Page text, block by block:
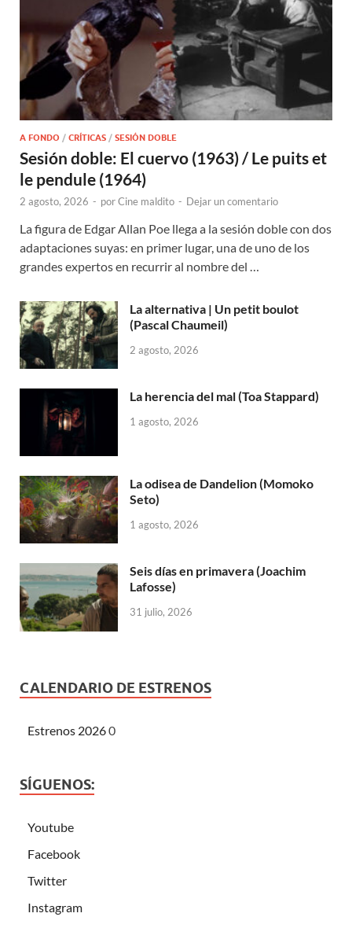
A FONDO / CRÍTICAS / SESIÓN DOBLE
Sesión doble: El cuervo (1963) / Le puits et
le pendule (1964)
2 agosto, 2026 - porCine maldito - Dejar un comentario
La figura de Edgar Allan Poe llega a la sesión doble con dos
adaptaciones suyas: en primer lugar, una de uno de los
grandes expertos en recurrir al nombre del …
La alternativa | Un petit boulot
(Pascal Chaumeil)
2 agosto, 2026
La herencia del mal (Toa Stappard)
1 agosto, 2026
La odisea de Dandelion (Momoko
Seto)
1 agosto, 2026
Seis días en primavera (Joachim
Lafosse)
31 julio, 2026
CALENDARIO DE ESTRENOS
Estrenos 20260
SÍGUENOS:
Youtube
Facebook
Twitter
Instagram